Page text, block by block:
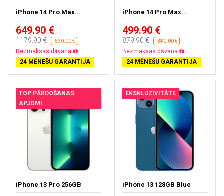
iPhone 14 Pro Max...
649.90 €
1179.90 € -530.00 €
Bezmaksas piegāde
24 MĒNEŠU GARANTIJA
iPhone 14 Pro Max...
499.90 €
879.90 € -380.00 €
Bezmaksas piegāde
24 MĒNEŠU GARANTIJA
TOP PĀRDOŠANAS
APJOMI
iPhone 13 Pro 256GB
EKSKLUZIVITĀTE
iPhone 13 128GB Blue